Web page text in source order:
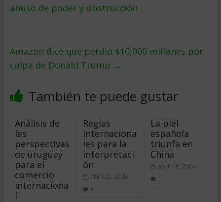
abuso de poder y obstrucción
Amazon dice que perdió $10,000 millones por
culpa de Donald Trump →
También te puede gustar
Análisis de
las
perspectivas
de uruguay
para el
comercio
internaciona
l
Reglas
Internaciona
les para la
Interpretaci
ón
abril 22, 2003
0
La piel
española
triunfa en
China
abril 10, 2004
1